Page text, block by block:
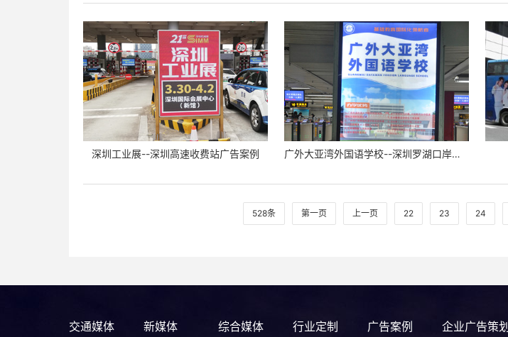
深圳工业展--深圳高速收费站广告案例 广外大亚湾外国语学校--深圳罗湖口岸广告案例
528条 第一页 上一页 22 23 24
交通媒体 新媒体 综合媒体 行业定制 广告案例 企业广告策划